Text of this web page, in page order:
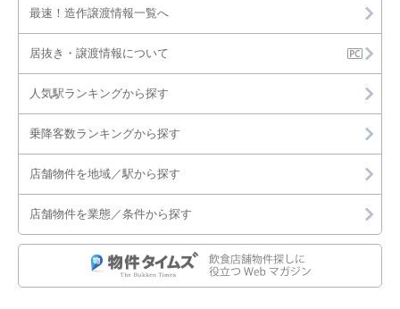
坂戸市
幸手市
狭山市
秩父市
最速！造作譲渡情報一覧へ
居抜き・譲渡情報について
人気駅ランキングから探す
乗降客数ランキングから探す
店舗物件を地域／駅から探す
店舗物件を業態／条件から探す